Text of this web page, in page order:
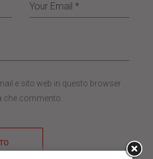
e sito web in questo browser
che commento.